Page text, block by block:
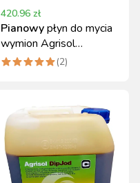
420.96 zł
Pianowypłyn do mycia
wymion Agrisol
PreFoam 70 20 kg
(2)